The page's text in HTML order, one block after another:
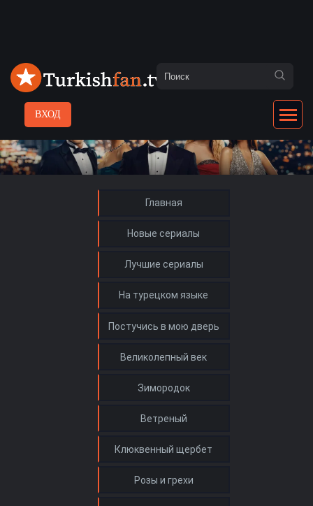
ВХОД
Главная
Новые сериалы
Лучшие сериалы
На турецком языке